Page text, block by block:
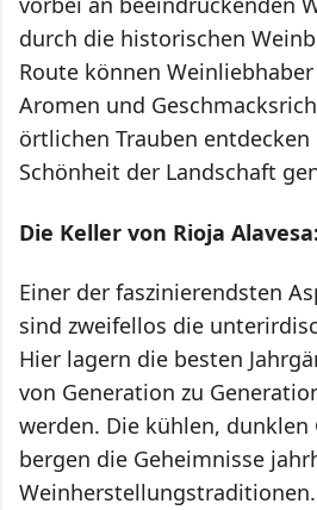
durch die historischen
Route können
Aromen und
örtlichen Trauben
Schönheit der Landschaft
Die Keller von Rioja Alavesa:
Einer der faszinierendsten
sind zweifellos die
Hier lagern die besten
von Generation zu
werden. Die kühlen, dunklen
bergen die Geheimnisse